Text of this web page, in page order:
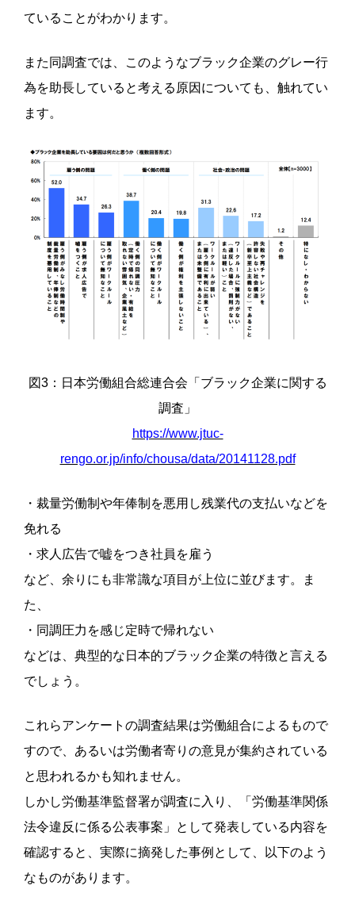
ていることがわかります。
また同調査では、このようなブラック企業のグレー行
為を助長していると考える原因についても、触れてい
ます。
図3：日本労働組合総連合会「ブラック企業に関する
調査」
https://www.jtuc-
rengo.or.jp/info/chousa/data/20141128.pdf
・裁量労働制や年俸制を悪用し残業代の支払いなどを
免れる
・求人広告で嘘をつき社員を雇う
など、余りにも非常識な項目が上位に並びます。ま
た、
・同調圧力を感じ定時で帰れない
などは、典型的な日本的ブラック企業の特徴と言える
でしょう。
これらアンケートの調査結果は労働組合によるもので
すので、あるいは労働者寄りの意見が集約されている
と思われるかも知れません。
しかし労働基準監督署が調査に入り、「労働基準関係
法令違反に係る公表事案」として発表している内容を
確認すると、実際に摘発した事例として、以下のよう
なものがあります。